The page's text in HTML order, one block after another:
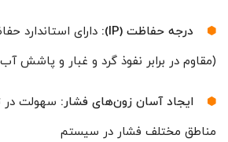
درجه حفاظت (IP):
(مقاوم در برابر نفوذ گرد و غبار و پاشش
ایجاد آسان زون‌های فشار: سهولت در
مناطق مختلف فشار در سیستم